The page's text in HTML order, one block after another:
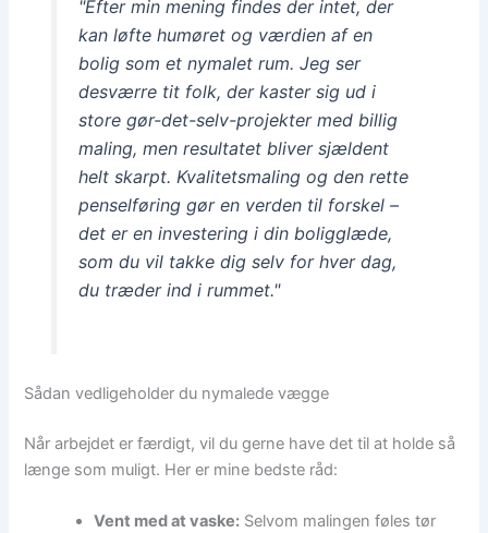
"Efter min mening findes der intet, der
kan løfte humøret og værdien af en
bolig som et nymalet rum. Jeg ser
desværre tit folk, der kaster sig ud i
store gør-det-selv-projekter med billig
maling, men resultatet bliver sjældent
helt skarpt. Kvalitetsmaling og den rette
penselføring gør en verden til forskel –
det er en investering i din boligglæde,
som du vil takke dig selv for hver dag,
du træder ind i rummet."
Sådan vedligeholder du nymalede vægge
Når arbejdet er færdigt, vil du gerne have det til at holde så
længe som muligt. Her er mine bedste råd:
Vent med at vaske: Selvom malingen føles tør